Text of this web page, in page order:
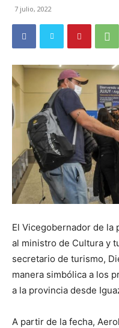
7 julio, 2022
El Vicegobernador de la
al ministro de Cultura y
secretario de turismo,
manera simbólica a los
a la provincia desde
A partir de la fecha,